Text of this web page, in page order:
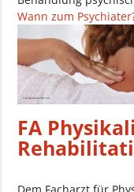
Wann zum
FA